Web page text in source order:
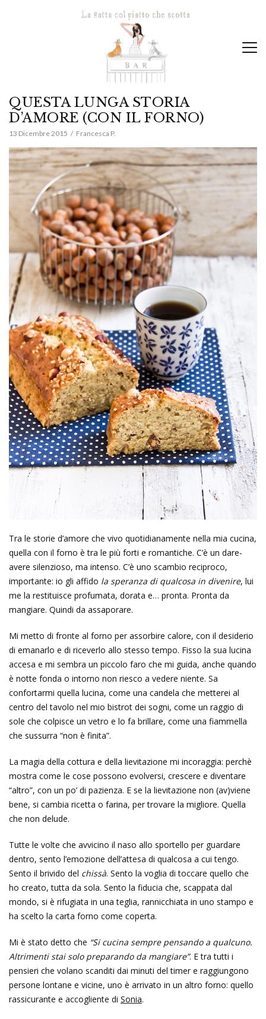
QUESTA LUNGA STORIA
D’AMORE (CON IL FORNO)
13 Dicembre 2015 Francesca P.
Tra le storie d’amore che vivo quotidianamente nella mia cucina,
quella con il forno è tra le più forti e romantiche. C’è un dare-
avere silenzioso, ma intenso. C’è uno scambio reciproco,
importante: io gli affido la speranza di qualcosa in divenire, lui
me la restituisce profumata, dorata e… pronta. Pronta da
mangiare. Quindi da assaporare.
Mi metto di fronte al forno per assorbire calore, con il desiderio
di emanarlo e di riceverlo allo stesso tempo. Fisso la sua lucina
accesa e mi sembra un piccolo faro che mi guida, anche quando
è notte fonda o intorno non riesco a vedere niente. Sa
confortarmi quella lucina, come una candela che metterei al
centro del tavolo nel mio bistrot dei sogni, come un raggio di
sole che colpisce un vetro e lo fa brillare, come una fiammella
che sussurra “non è finita”.
La magia della cottura e della lievitazione mi incoraggia: perchè
mostra come le cose possono evolversi, crescere e diventare
“altro”, con un po’ di pazienza. E se la lievitazione non (av)viene
bene, si cambia ricetta o farina, per trovare la migliore. Quella
che non delude.
Tutte le volte che avvicino il naso allo sportello per guardare
dentro, sento l’emozione dell’attesa di qualcosa a cui tengo.
Sento il brivido del chissà. Sento la voglia di toccare quello che
ho creato, tutta da sola. Sento la fiducia che, scappata dal
mondo, si è rifugiata in una teglia, rannicchiata in uno stampo e
ha scelto la carta forno come coperta.
Mi è stato detto che “Si cucina sempre pensando a qualcuno.
Altrimenti stai solo preparando da mangiare”. E tra tutti i
pensieri che volano scanditi dai minuti del timer e raggiungono
persone lontane e vicine, uno è arrivato in un altro forno: quello
rassicurante e accogliente di Sonia.